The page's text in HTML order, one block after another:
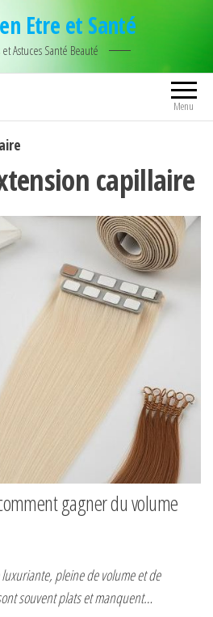
Etre et Santé
Astuces Santé Beauté
Menu
capillaire
gagner du volume
pleine de volume et de
souvent plats et manquent…